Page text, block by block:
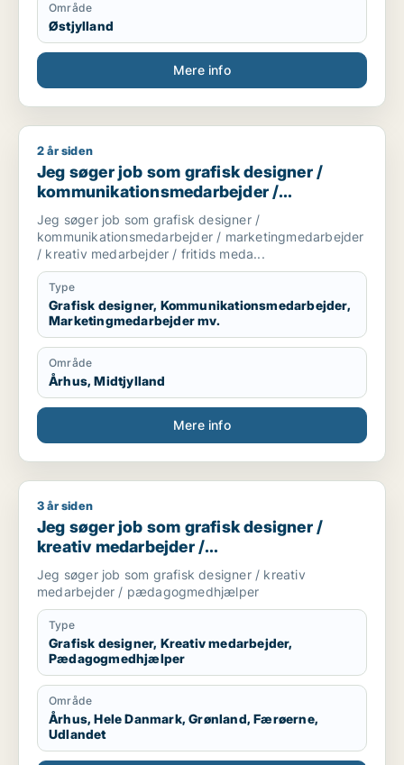
Område
Østjylland
Mere info
Jeg søger job som grafisk designer /
2 år siden
Jeg søger job som grafisk designer /
kommunikationsmedarbejder /
marketingmedarbejder / kreativ
medarbejder / fritids medarbejder
Jeg søger job som grafisk designer /
kommunikationsmedarbejder / marketingmedarbejder
/ kreativ medarbejder / fritids meda...
Type
Grafisk designer, Kommunikationsmedarbejder,
Marketingmedarbejder mv.
Område
Århus, Midtjylland
Mere info
Jeg søger job som grafisk designer / kreativ medarbejder
3 år siden
Jeg søger job som grafisk designer /
kreativ medarbejder /
pædagogmedhjælper
Jeg søger job som grafisk designer / kreativ
medarbejder / pædagogmedhjælper
Type
Grafisk designer, Kreativ medarbejder,
Pædagogmedhjælper
Område
Århus, Hele Danmark, Grønland, Færøerne,
Udlandet